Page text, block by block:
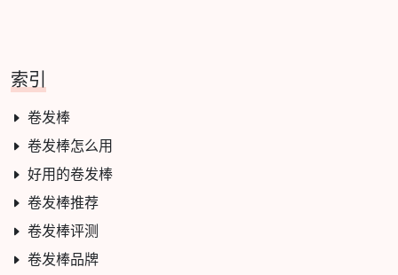
索引
卷发棒
卷发棒怎么用
好用的卷发棒
卷发棒推荐
卷发棒评测
卷发棒品牌